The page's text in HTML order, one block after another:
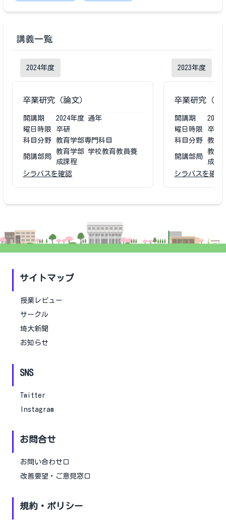
講義一覧
2024年度
卒業研究（論文）
開講期 2024年度 通年
曜日時限
卒研
科目分野
教育学部専門科目
開講部局
教育学部 学校教育教員養
成課程
シラバスを確認
2023年度
卒業研究（論
開講期 2023
曜日時限
卒研
科目分野
教育
開講部局
教育
成課
シラバスを確認
サイトマップ
授業レビュー
サークル
埼大新聞
お知らせ
SNS
Twitter
Instagram
お問合せ
お問い合わせ口
改善要望・ご意見窓口
規約・ポリシー